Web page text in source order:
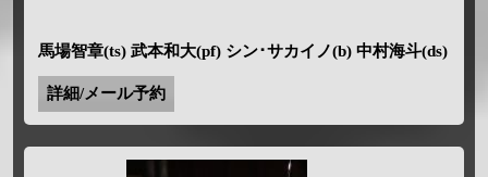
馬場智章(ts) 武本和大(pf) シン･サカイノ(b) 中村海斗(ds)
詳細/メール予約